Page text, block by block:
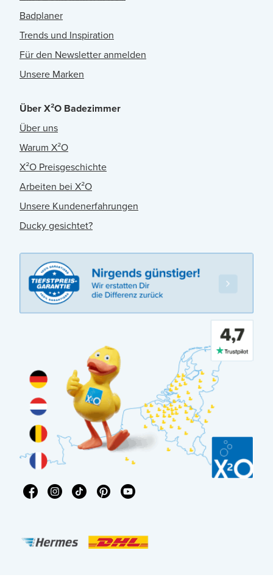
Badplaner
Trends und Inspiration
Für den Newsletter anmelden
Unsere Marken
Über X²O Badezimmer
Über uns
Warum X²O
X²O Preisgeschichte
Arbeiten bei X²O
Unsere Kundenerfahrungen
Ducky gesichtet?